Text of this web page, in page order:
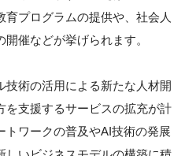
プログラムの提供や、社会人
催などが挙げられます。
術の活用による新たな人材開
を支援するサービスの拡充が計
ワークの普及やAI技術の発展